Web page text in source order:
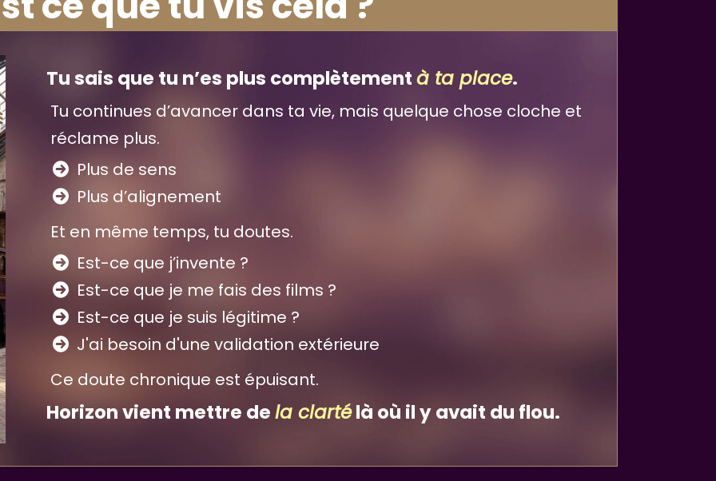
Tu sais que tu n’es plus complètementà ta place.
Tu continues d’avancer dans ta vie, mais quelque chose cloche et
réclame plus.
Plus de sens
Plus d’alignement
Et en même temps, tu doutes.
Est-ce que j’invente ?
Est-ce que je me fais des films ?
Est-ce que je suis légitime ?
J'ai besoin d'une validation extérieure
Ce doute chronique est épuisant.
Horizon vient mettre dela clartélà où il y avait du flou.